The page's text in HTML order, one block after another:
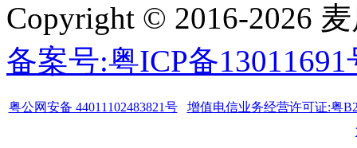
Copyright © 2016-2026
备案号:粤ICP备13011691
粤公网安备 44011102483821号
增值电信业务经营许可证:粤